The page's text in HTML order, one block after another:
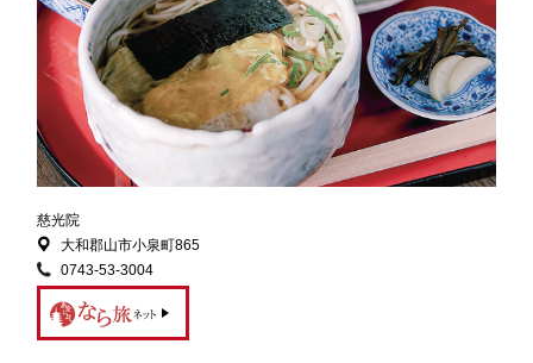
慈光院
大和郡山市小泉町865
0743-53-3004